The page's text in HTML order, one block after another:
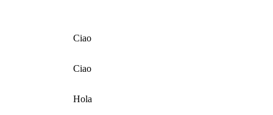
Ciao
Ciao
Hola